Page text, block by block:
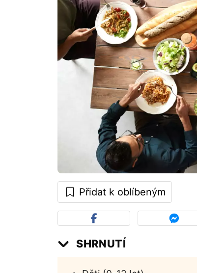
Přidat k oblíbeným
SHRNUTÍ